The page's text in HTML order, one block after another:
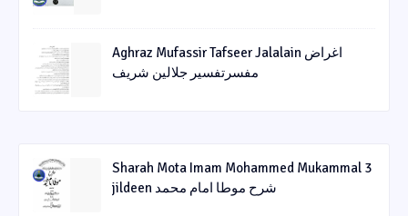
Aghraz Mufassir Tafseer Jalalain اغراض
مفسرتفسیر جلالین شریف
Sharah Mota Imam Mohammed Mukammal 3
jildeen شرح موطا امام محمد